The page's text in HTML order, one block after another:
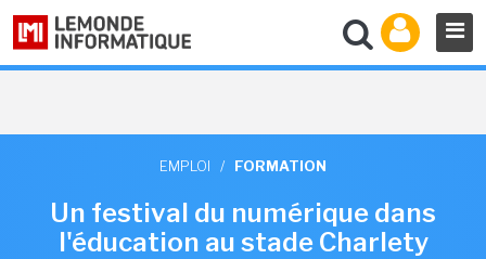
EMPLOI / FORMATION
Un festival du numérique dans
l'éducation au stade Charlety